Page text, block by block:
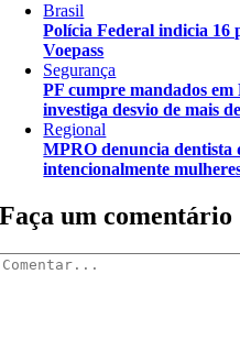
Brasil
Polícia Federal indicia 16
Voepass
Segurança
PF cumpre mandados
investiga desvio de mais
Regional
MPRO denuncia dentista
intencionalmente
Faça um comentário